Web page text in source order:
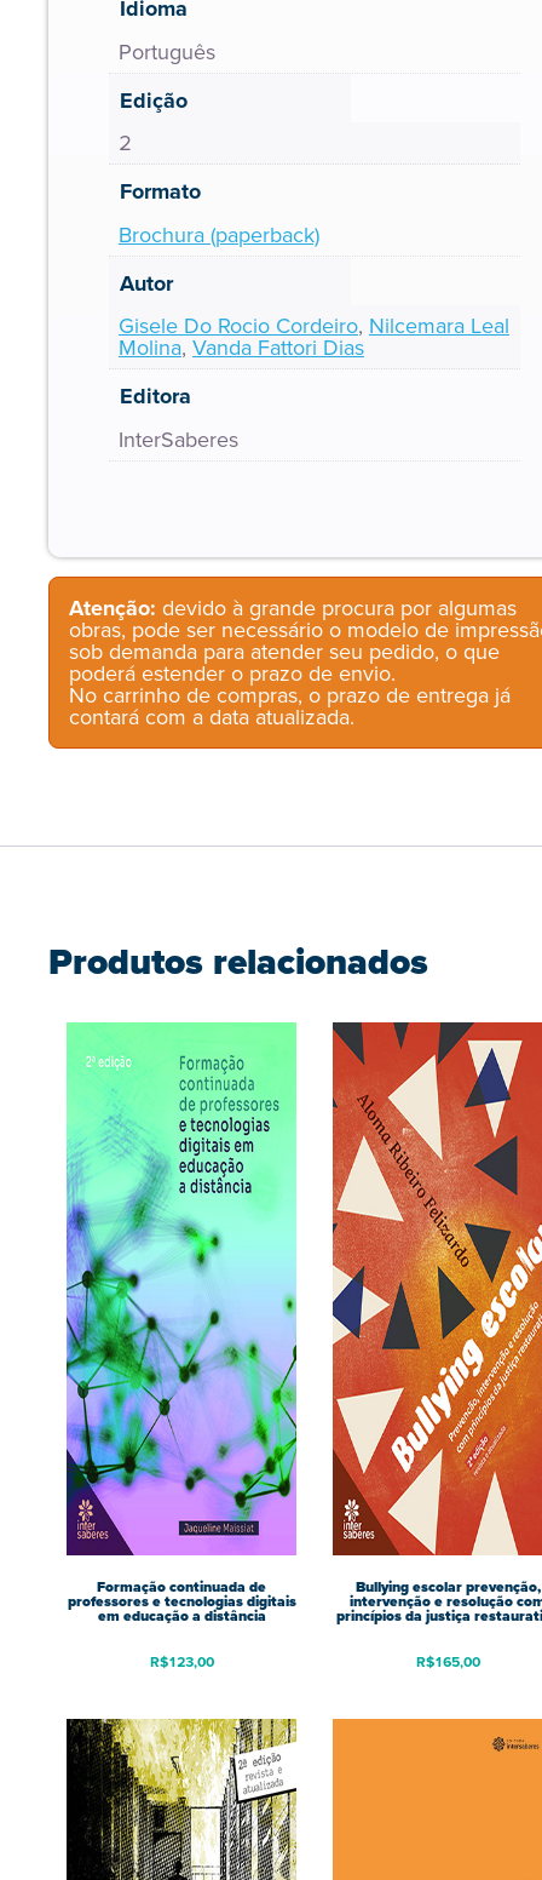
Idioma
Português
Edição
2
Formato
Brochura (paperback)
Autor
Gisele Do Rocio Cordeiro, Nilcemara Leal
Molina, Vanda Fattori Dias
Editora
InterSaberes
Atenção: devido à grande procura por algumas
obras, pode ser necessário o modelo de
sob demanda para atender seu pedido, o que
poderá estender o prazo de envio.
No carrinho de compras, o prazo de entrega já
contará com a data atualizada.
Produtos relacionados
Formação continuada de
professores e tecnologias digitais
em educação a distância
R$123,00
Bullying escolar prevenção,
intervenção e resolução
princípios da justiça
R$165,00